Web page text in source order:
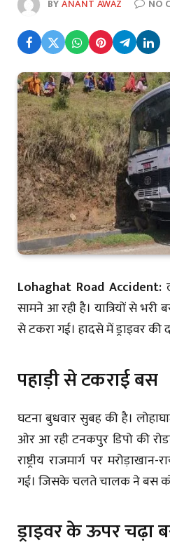
BYANANT AWAZ NO
Lohaghat Road Accident:
सामने आ रही है। यात्रियों से
से टकरा गई। हादसे में ड्राइवर की
पहाड़ी से टकराई बस
घटना बुधवार सुबह की है।
ओर आ रही टनकपुर डिपो की
राष्ट्रीय राजमार्ग पर
गई। जिसके चलते चालक ने बस को
ड्राइवर के ऊपर चढ़ा